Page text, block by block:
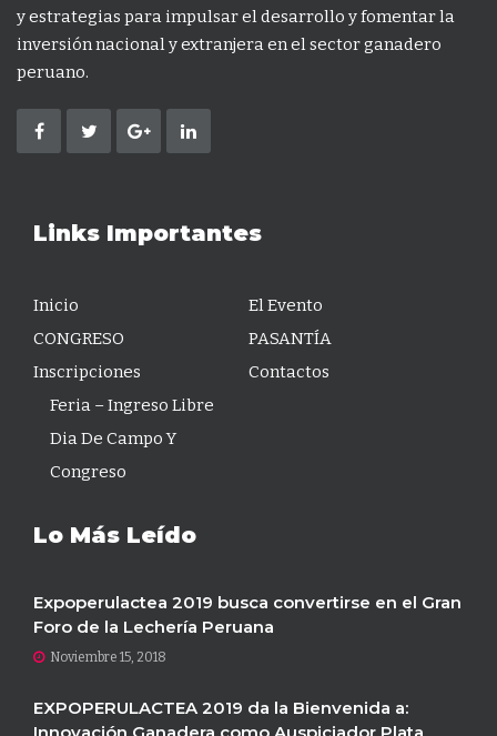
y estrategias para impulsar el desarrollo y fomentar la
inversión nacional y extranjera en el sector ganadero
peruano.
Links Importantes
Inicio
El Evento
CONGRESO
PASANTÍA
Inscripciones
Feria – Ingreso Libre
Dia De Campo Y
Congreso
Contactos
Lo Más Leído
Expoperulactea 2019 busca convertirse en el Gran
Foro de la Lechería Peruana
Noviembre 15, 2018
EXPOPERULACTEA 2019 da la Bienvenida a:
Innovación Ganadera como Auspiciador Plata